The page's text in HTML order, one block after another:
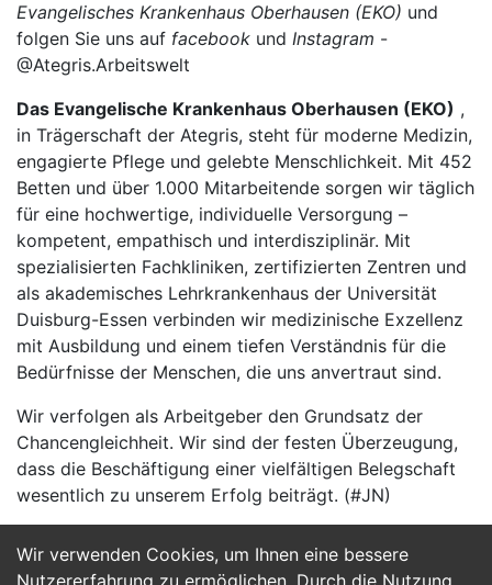
Wir verwenden Cookies, um Ihnen eine bessere
Nutzererfahrung zu ermöglichen. Durch die Nutzung
Evangelisches Krankenhaus Oberhausen (EKO) und
folgen Sie uns auf facebook und Instagram -
@Ategris.Arbeitswelt
Das Evangelische Krankenhaus Oberhausen (EKO) ,
in Trägerschaft der Ategris, steht für moderne Medizin,
engagierte Pflege und gelebte Menschlichkeit. Mit 452
Betten und über 1.000 Mitarbeitende sorgen wir täglich
für eine hochwertige, individuelle Versorgung –
kompetent, empathisch und interdisziplinär. Mit
spezialisierten Fachkliniken, zertifizierten Zentren und
als akademisches Lehrkrankenhaus der Universität
Duisburg-Essen verbinden wir medizinische Exzellenz
mit Ausbildung und einem tiefen Verständnis für die
Bedürfnisse der Menschen, die uns anvertraut sind.
Wir verfolgen als Arbeitgeber den Grundsatz der
Chancengleichheit. Wir sind der festen Überzeugung,
dass die Beschäftigung einer vielfältigen Belegschaft
wesentlich zu unserem Erfolg beiträgt. (#JN)
Jetzt Bewerben